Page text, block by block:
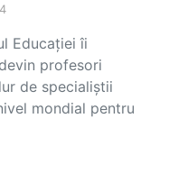
Educației îi
profesori
de specialiștii
mondial pentru